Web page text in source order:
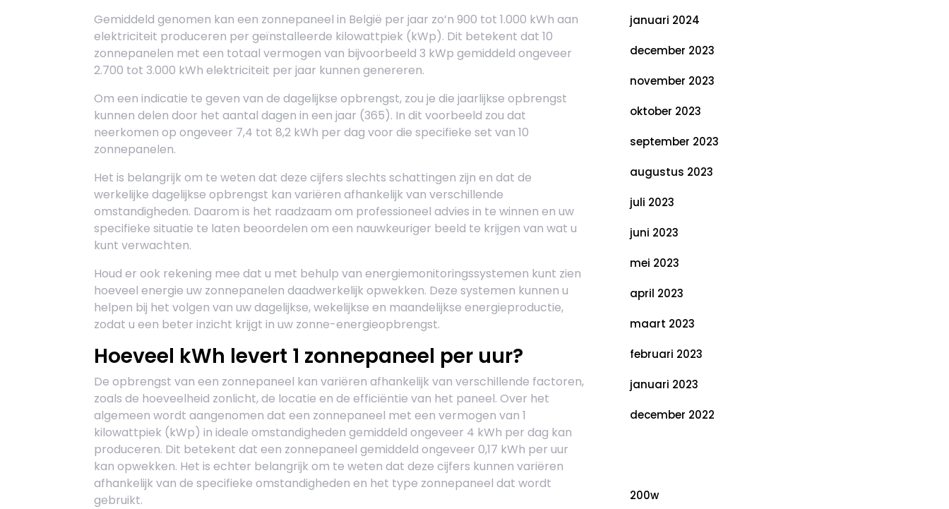
Gemiddeld genomen kan een zonnepaneel in België per jaar zo’n 900 tot 1.000 kWh aan
elektriciteit produceren per geïnstalleerde kilowattpiek (kWp). Dit betekent dat 10
zonnepanelen met een totaal vermogen van bijvoorbeeld 3 kWp gemiddeld ongeveer
2.700 tot 3.000 kWh elektriciteit per jaar kunnen genereren.
Om een indicatie te geven van de dagelijkse opbrengst, zou je die jaarlijkse opbrengst
kunnen delen door het aantal dagen in een jaar (365). In dit voorbeeld zou dat
neerkomen op ongeveer 7,4 tot 8,2 kWh per dag voor die specifieke set van 10
zonnepanelen.
Het is belangrijk om te weten dat deze cijfers slechts schattingen zijn en dat de
werkelijke dagelijkse opbrengst kan variëren afhankelijk van verschillende
omstandigheden. Daarom is het raadzaam om professioneel advies in te winnen en uw
specifieke situatie te laten beoordelen om een nauwkeuriger beeld te krijgen van wat u
kunt verwachten.
Houd er ook rekening mee dat u met behulp van energiemonitoringssystemen kunt zien
hoeveel energie uw zonnepanelen daadwerkelijk opwekken. Deze systemen kunnen u
helpen bij het volgen van uw dagelijkse, wekelijkse en maandelijkse energieproductie,
zodat u een beter inzicht krijgt in uw zonne-energieopbrengst.
Hoeveel kWh levert 1 zonnepaneel per uur?
De opbrengst van een zonnepaneel kan variëren afhankelijk van verschillende factoren,
zoals de hoeveelheid zonlicht, de locatie en de efficiëntie van het paneel. Over het
algemeen wordt aangenomen dat een zonnepaneel met een vermogen van 1
kilowattpiek (kWp) in ideale omstandigheden gemiddeld ongeveer 4 kWh per dag kan
produceren. Dit betekent dat een zonnepaneel gemiddeld ongeveer 0,17 kWh per uur
kan opwekken. Het is echter belangrijk om te weten dat deze cijfers kunnen variëren
afhankelijk van de specifieke omstandigheden en het type zonnepaneel dat wordt
gebruikt.
januari 2024
december 2023
november 2023
oktober 2023
september 2023
augustus 2023
juli 2023
juni 2023
mei 2023
april 2023
maart 2023
februari 2023
januari 2023
december 2022
200w